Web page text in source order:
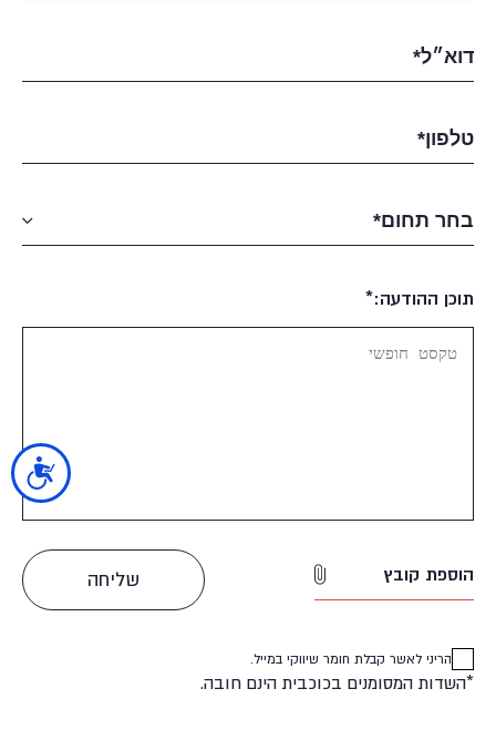
נגישות
תוכן ההודעה:*
הוספת קובץ
הריני לאשר קבלת חומר שיווקי במייל.
*השדות המסומנים בכוכבית הינם חובה.